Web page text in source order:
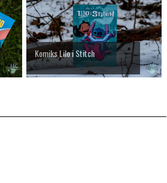
Komiks Lilo i Stitch